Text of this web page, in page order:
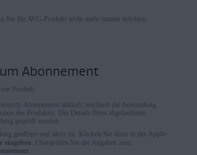
Sie Ihr AVG-Produkt nicht mehr nutzen möchten.
Abonnement
Produkt:
Abonnement abläuft, wechselt die Anwendung
des Produkts). Die Details Ihres abgelaufenen
geprüft werden.
geöffnet und aktiv ist. Klicken Sie dann in der Apple-
eingeben. Überprüfen Sie die Angaben zum
.